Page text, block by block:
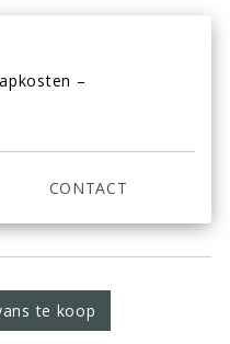
–
CONTACT
te koop